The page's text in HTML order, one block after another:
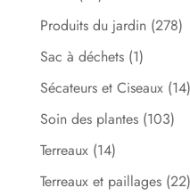
Produits du jardin (278)
Sac à déchets (1)
Sécateurs et Ciseaux (14)
Soin des plantes (103)
Terreaux (14)
Terreaux et paillages (22)